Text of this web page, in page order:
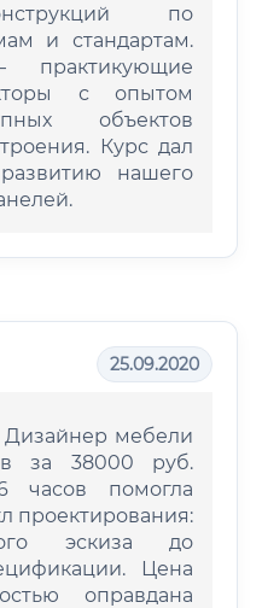
по
и стандартам.
практикующие
с опытом
объектов
Курс дал
нашего
25.09.2020
Дизайнер мебели
за 38000 руб.
часов помогла
проектирования:
эскиза до
Цена
оправдана